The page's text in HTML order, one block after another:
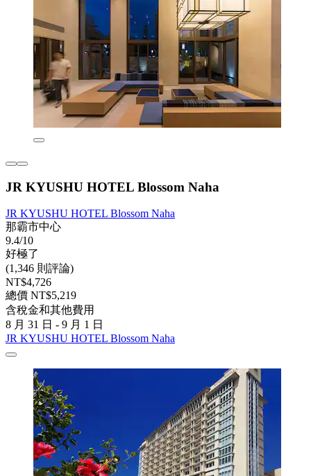
JR KYUSHU HOTEL Blossom Naha
JR KYUSHU HOTEL Blossom Naha
那霸市中心
9.4/10
好極了
(1,346 則評論)
NT$4,726
總價 NT$5,219
含稅金和其他費用
8 月 31 日 - 9 月 1 日
JR KYUSHU HOTEL Blossom Naha